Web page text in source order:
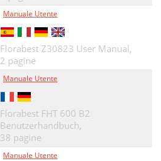
Manuale Utente
Florabest Z30823 User Manual,
2 pagine
Manuale Utente
Florabest FHT 600 B2
Benutzerhandbuch,
38 pagine
Manuale Utente